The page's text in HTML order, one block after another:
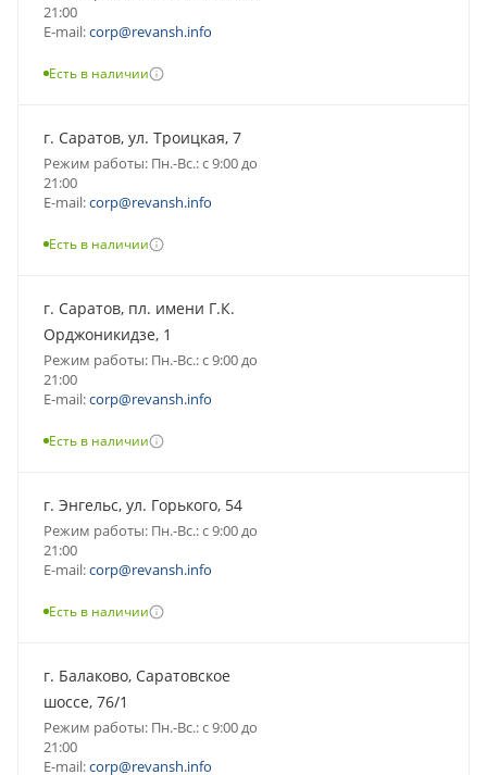
21:00
E-mail:corp@revansh.info
Есть в наличии
г. Саратов, ул. Троицкая, 7
Режим работы: Пн.-Вс.: с 9:00 до
21:00
E-mail:corp@revansh.info
Есть в наличии
г. Саратов, пл. имени Г.К.
Орджоникидзе, 1
Режим работы: Пн.-Вс.: с 9:00 до
21:00
E-mail:corp@revansh.info
Есть в наличии
г. Энгельс, ул. Горького, 54
Режим работы: Пн.-Вс.: с 9:00 до
21:00
E-mail:corp@revansh.info
Есть в наличии
г. Балаково, Саратовское
шоссе, 76/1
Режим работы: Пн.-Вс.: с 9:00 до
21:00
E-mail:corp@revansh.info